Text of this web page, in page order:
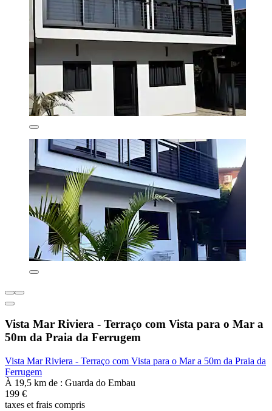
Vista Mar Riviera - Terraço com Vista para o Mar a
50m da Praia da Ferrugem
Vista Mar Riviera - Terraço com Vista para o Mar a 50m da Praia da
Ferrugem
À 19,5 km de : Guarda do Embau
199 €
taxes et frais compris